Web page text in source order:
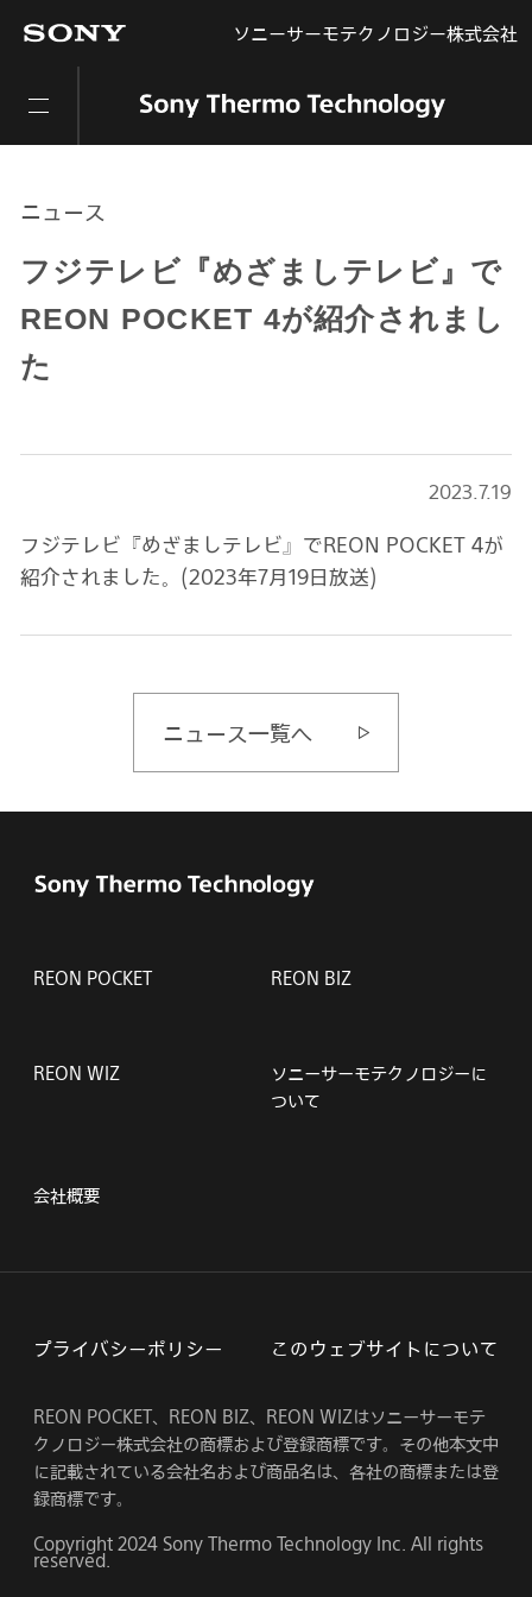
ソニーサーモテクノロジー株式会社
ニュース
フジテレビ『めざましテレビ』で
REON POCKET 4が紹介されまし
た
2023.7.19
フジテレビ『めざましテレビ』でREON POCKET 4が
紹介されました。(2023年7月19日放送)
ニュース一覧へ
REON POCKET REON BIZ
REON WIZ
ソニーサーモテクノロジーに
ついて
会社概要
プライバシーポリシー このウェブサイトについて
REON POCKET、REON BIZ、REON WIZはソニーサーモテ
クノロジー株式会社の商標および登録商標です。その他本文中
に記載されている会社名および商品名は、各社の商標または登
録商標です。
Copyright 2024 Sony Thermo Technology Inc. All rights
reserved.